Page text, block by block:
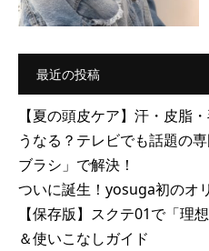
最近の投稿
【夏の頭皮ケア】汗・皮脂
うなる？テレビでも話題の
ブラシ」で解決！
ついに誕生！yosuga初のオ
【保存版】スクテ01で「理
＆使いこなしガイド